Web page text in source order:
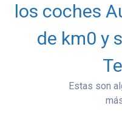
los coches
de km0 y
Estas son